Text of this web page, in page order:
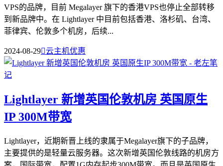
VPS的品牌，目前 Megalayer 旗下的香港VPS也停止全部转移
到新品牌中。在 Lightlayer 中目前包括香港、洛杉矶、台湾、
菲律宾、伦敦多个机房，后续...
2024-08-29云主机优惠
Lightlayer 新增英国伦敦机房 英国原生
IP 300M带宽
Lightlayer，近期新晋上线的隶属于Megalayer旗下的子品牌，
主要提供的是轻量云服务器。这次新增英国伦敦线路的机房方